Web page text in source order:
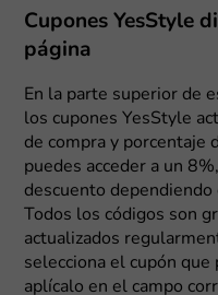
Cupones YesStyle
página
En la parte superior de
los cupones YesStyle
de compra y porcentaje
puedes acceder a un
descuento
Todos los códigos son
actualizados
selecciona el cupón que
aplícalo en el campo